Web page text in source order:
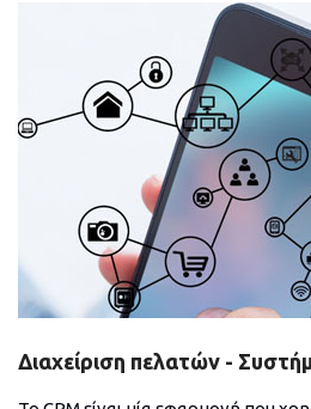
Διαχείριση πελατών -